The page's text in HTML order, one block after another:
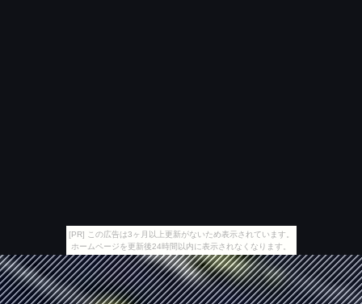
[PR] この広告は3ヶ月以上更新がないため表示されています。
ホームページを更新後24時間以内に表示されなくなります。